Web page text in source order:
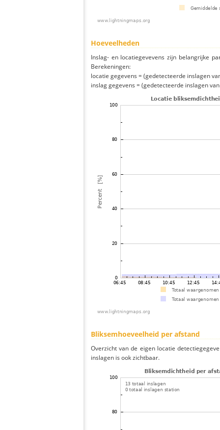
Hoeveelheden
Inslag- en locatiegevevens zijn belangrijke
Berekeningen:
locatie gegevens = (gedetecteerde inslagen
inslag gegevens = (gedetecteerde inslagen
Bliksemhoeveelheid per afstand
Overzicht van de eigen locatie
inslagen is ook zichtbaar.